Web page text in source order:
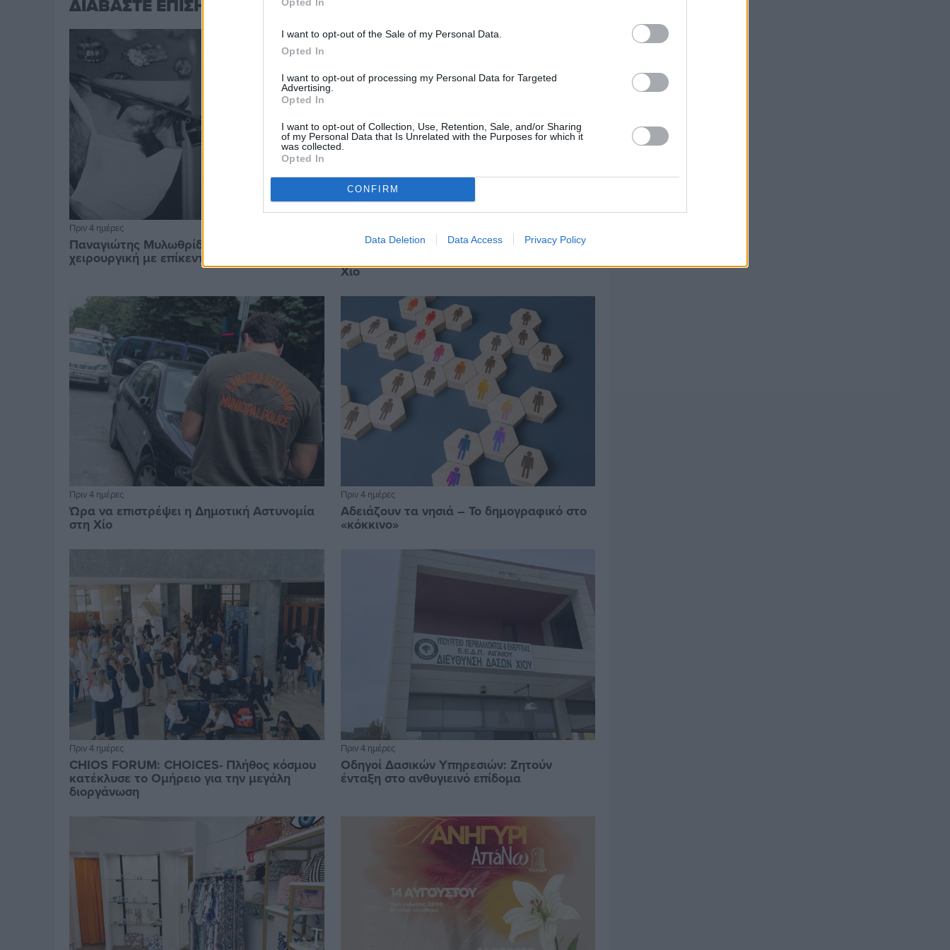
I want to opt-out of the Sale of my Personal Data.
Opted In
I want to opt-out of processing my Personal Data for Targeted
Advertising.
Opted In
I want to opt-out of Collection, Use, Retention, Sale, and/or Sharing
of my Personal Data that Is Unrelated with the Purposes for which it
was collected.
Opted In
CONFIRM
Data Deletion Data Access Privacy Policy
ΔΙΑΒΑΣΤΕ ΕΠΙΣΗΣ
Πριν 4 ημέρες
Παναγιώτης Μυλωθρίδης: Η πλαστική
χειρουργική με επίκεντρο τον άνθρωπο
Ελαιοκομικό Μητρώο: Ξεκινά η
Χίο
Πριν 4 ημέρες
Ώρα να επιστρέψει η Δημοτική Αστυνομία
στη Χίο
Πριν 4 ημέρες
Αδειάζουν τα νησιά – Το δημογραφικό στο
«κόκκινο»
Πριν 4 ημέρες
CHIOS FORUM: CHOICES- Πλήθος κόσμου
κατέκλυσε το Ομήρειο για την μεγάλη
διοργάνωση
Πριν 4 ημέρες
Οδηγοί Δασικών Υπηρεσιών: Ζητούν
ένταξη στο ανθυγιεινό επίδομα